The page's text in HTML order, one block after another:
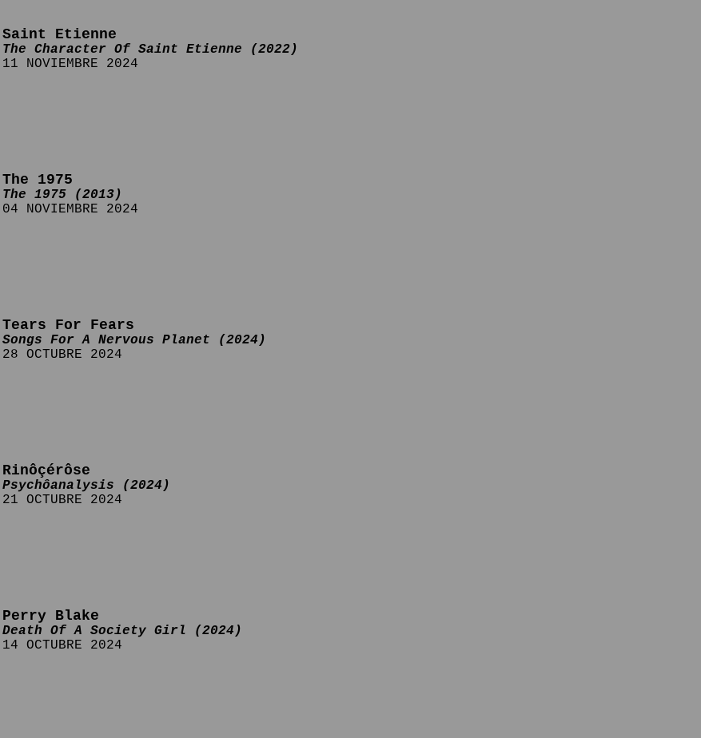
Saint Etienne
The Character Of Saint Etienne (2022)
11 NOVIEMBRE 2024
The 1975
The 1975 (2013)
04 NOVIEMBRE 2024
Tears For Fears
Songs For A Nervous Planet (2024)
28 OCTUBRE 2024
Rinôçérôse
Psychôanalysis (2024)
21 OCTUBRE 2024
Perry Blake
Death Of A Society Girl (2024)
14 OCTUBRE 2024